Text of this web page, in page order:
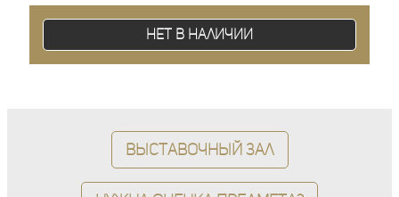
Нет в наличии
Выставочный зал